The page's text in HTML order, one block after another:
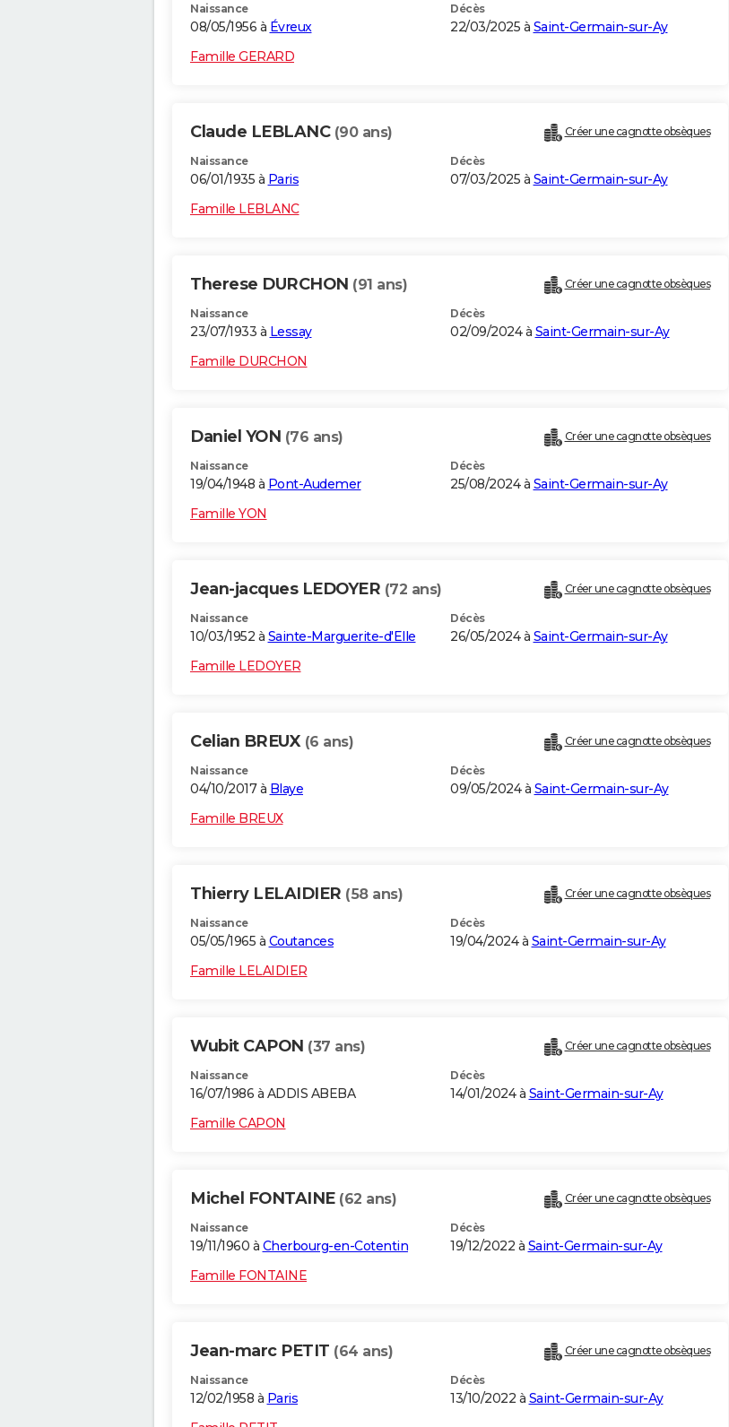
Naissance
08/05/1956 à Évreux
Décès
22/03/2025 à Saint-Germain-sur-Ay
Famille GERARD
Claude LEBLANC (90 ans) Créer une cagnotte obsèques
Naissance
06/01/1935 à Paris
Décès
07/03/2025 à Saint-Germain-sur-Ay
Famille LEBLANC
Therese DURCHON (91 ans) Créer une cagnotte obsèques
Naissance
23/07/1933 à Lessay
Décès
02/09/2024 à Saint-Germain-sur-Ay
Famille DURCHON
Daniel YON (76 ans) Créer une cagnotte obsèques
Naissance
19/04/1948 à Pont-Audemer
Décès
25/08/2024 à Saint-Germain-sur-Ay
Famille YON
Jean-jacques LEDOYER (72 ans) Créer une cagnotte obsèques
Naissance
10/03/1952 à Sainte-Marguerite-d'Elle
Décès
26/05/2024 à Saint-Germain-sur-Ay
Famille LEDOYER
Celian BREUX (6 ans) Créer une cagnotte obsèques
Naissance
04/10/2017 à Blaye
Décès
09/05/2024 à Saint-Germain-sur-Ay
Famille BREUX
Thierry LELAIDIER (58 ans) Créer une cagnotte obsèques
Naissance
05/05/1965 à Coutances
Décès
19/04/2024 à Saint-Germain-sur-Ay
Famille LELAIDIER
Wubit CAPON (37 ans) Créer une cagnotte obsèques
Naissance
16/07/1986 à ADDIS ABEBA
Décès
14/01/2024 à Saint-Germain-sur-Ay
Famille CAPON
Michel FONTAINE (62 ans) Créer une cagnotte obsèques
Naissance
19/11/1960 à Cherbourg-en-Cotentin
Décès
19/12/2022 à Saint-Germain-sur-Ay
Famille FONTAINE
Jean-marc PETIT (64 ans) Créer une cagnotte obsèques
Naissance
12/02/1958 à Paris
Décès
13/10/2022 à Saint-Germain-sur-Ay